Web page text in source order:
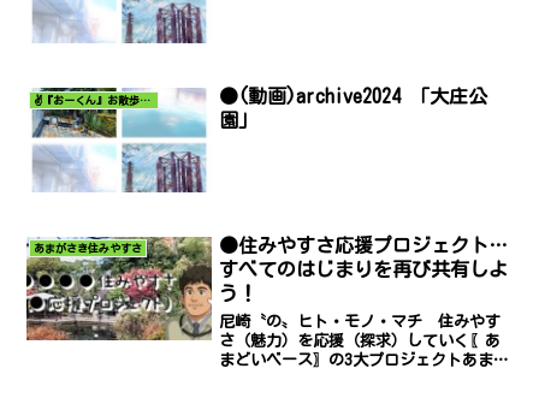
✌️『おーくん』お散歩日記〜どんな出会いがあるだろう〜
●(動画)archive2024 「大庄公
園」
あまがさき住みやすさ
●住みやすさ応援プロジェクト…
すべてのはじまりを再び共有しよ
う！
尼崎〝の〟ヒト・モノ・マチ 住みやす
さ（魅力）を応援（探求）していく〖あ
まどいベース〗の3大プロジェクトあまが